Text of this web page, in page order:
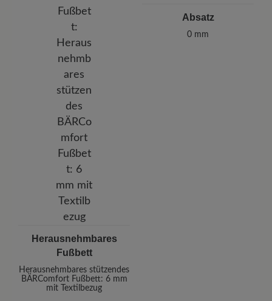
Herausnehmbares
Fußbett
Herausnehmbares stützendes
BÄRComfort Fußbett: 6 mm
mit Textilbezug
Absatz
0 mm